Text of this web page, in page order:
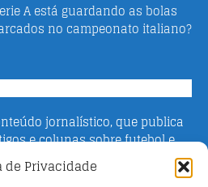
de Privacidade
A está guardando as bolas
no campeonato italiano?
jornalístico, que publica
e colunas sobre futebol e
em 2016 pelo jornalista
como objetivo informar o